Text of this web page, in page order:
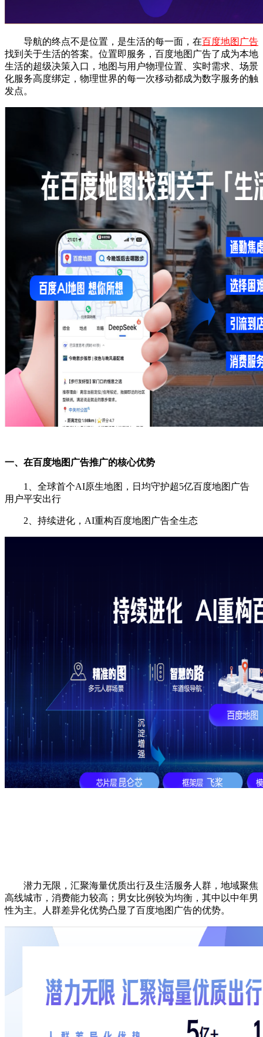
导航的终点不是位置，是生活的每一面，在百度地图广告
找到关于生活的答案。位置即服务，百度地图广告了成为本地
生活的超级决策入口，地图与用户物理位置、实时需求、场景
化服务高度绑定，物理世界的每一次移动都成为数字服务的触
发点。
一、在百度地图广告推广的核心优势
1、全球首个AI原生地图，日均守护超5亿百度地图广告
用户平安出行
2、持续进化，AI重构百度地图广告全生态
潜力无限，汇聚海量优质出行及生活服务人群，地域聚焦
高线城市，消费能力较高；男女比例较为均衡，其中以中年男
性为主。人群差异化优势凸显了百度地图广告的优势。